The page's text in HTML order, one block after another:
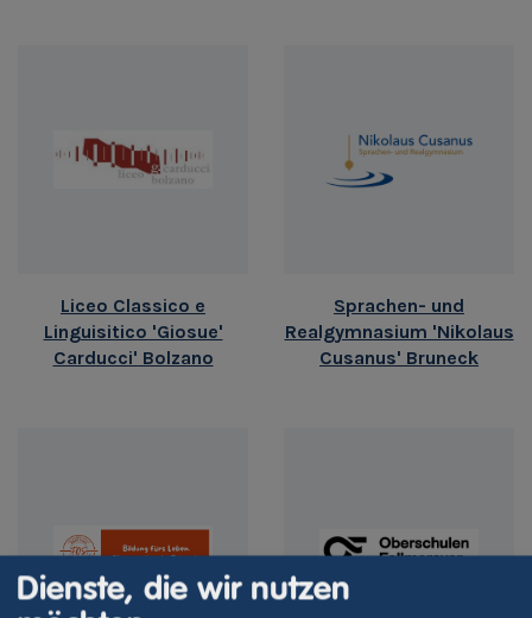
Liceo Classico e
Linguisitico 'Giosue'
Carducci' Bolzano
Sprachen- und
Realgymnasium 'Nikolaus
Cusanus' Bruneck
Dienste, die wir nutzen